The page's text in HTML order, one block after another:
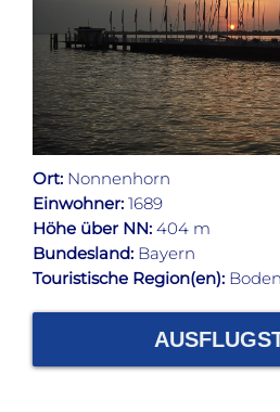
Ort: Nonnenhorn
Einwohner: 1689
Höhe über NN: 404 m
Bundesland: Bayern
Touristische Region(en):